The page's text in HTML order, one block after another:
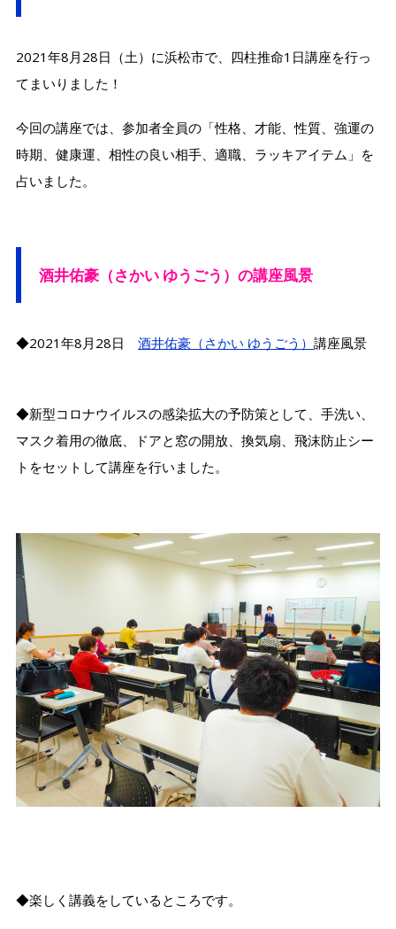
2021年8月28日（土）に浜松市で、四柱推命1日講座を行っ
てまいりました！
今回の講座では、参加者全員の「性格、才能、性質、強運の
時期、健康運、相性の良い相手、適職、ラッキアイテム」を
占いました。
酒井佑豪（さかい ゆうごう）の講座風景
◆2021年8月28日 酒井佑豪（さかい ゆうごう） 講座風景
◆新型コロナウイルスの感染拡大の予防策として、手洗い、
マスク着用の徹底、ドアと窓の開放、換気扇、飛沫防止シー
トをセットして講座を行いました。
◆楽しく講義をしているところです。